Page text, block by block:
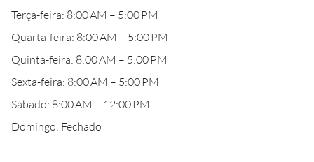
Terça-feira: 8:00 AM – 5:00 PM
Quarta-feira: 8:00 AM – 5:00 PM
Quinta-feira: 8:00 AM – 5:00 PM
Sexta-feira: 8:00 AM – 5:00 PM
Sábado: 8:00 AM – 12:00 PM
Domingo: Fechado